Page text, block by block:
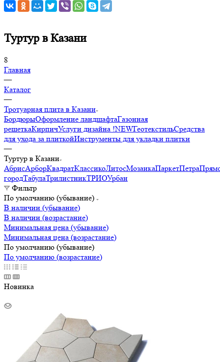
Туртур в Казани
8
Главная
—
Каталог
—
Тротуарная плита в Казани
БордюрыОформление ландшафтаГазонная
решеткаКирпичУслуги дизайна !NEWГеотекстильСредства
для ухода за плиткойИнструменты для укладки плитки
—
Туртур в Казани
АбрисАрборКвадратКлассикоЛитосМозаикаПаркетПетра
городТабулаТрилистникТРИОУрбан
Фильтр
По умолчанию (убывание)
В наличии (убывание)
В наличии (возрастание)
Минимальная цена (убывание)
Минимальная цена (возрастание)
По умолчанию (убывание)
По умолчанию (возрастание)
Новинка